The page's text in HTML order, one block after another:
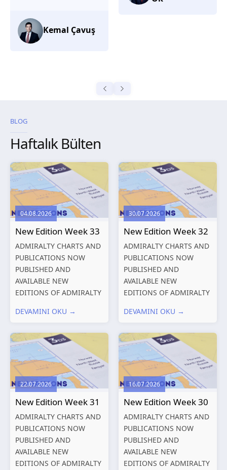
BLOG
Haftalık Bülten
04.08.2026
New Edition Week 33
ADMIRALTY CHARTS AND
PUBLICATIONS NOW
PUBLISHED AND
AVAILABLE NEW
EDITIONS OF ADMIRALTY
PUBLICATIONS New
Charts published 13
August 2026 Chart
Title, limits
and other remarks
319
International chart
DEVAMINI OKU →
30.07.2026
New Edition Week 32
ADMIRALTY CHARTS AND
PUBLICATIONS NOW
PUBLISHED AND
AVAILABLE NEW
EDITIONS OF ADMIRALTY
PUBLICATIONS New
Charts published 06
August 2026 Chart Title,
limits and other remarks
1602 China – Chang...
DEVAMINI OKU →
22.07.2026
New Edition Week 31
ADMIRALTY CHARTS AND
PUBLICATIONS NOW
PUBLISHED AND
AVAILABLE NEW
EDITIONS OF ADMIRALTY
16.07.2026
New Edition Week 30
ADMIRALTY CHARTS AND
PUBLICATIONS NOW
PUBLISHED AND
AVAILABLE NEW
EDITIONS OF ADMIRALTY